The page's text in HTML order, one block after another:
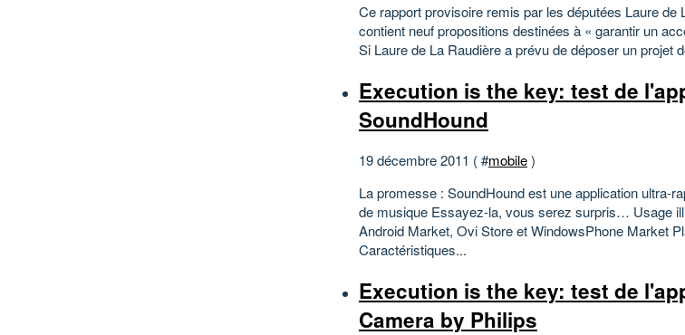
Ce rapport provisoire remis par les députées Laure de
contient neuf propositions destinées à « garantir un
Si Laure de La Raudière a prévu de déposer un projet
Execution is the key: test de
SoundHound
19 décembre 2011 ( #mobile)
La promesse : SoundHound est une application ultra-
de musique Essayez-la, vous serez surpris… Usage
Android Market, Ovi Store et WindowsPhone Market
Caractéristiques...
Execution is the key: test de
Camera by Philips